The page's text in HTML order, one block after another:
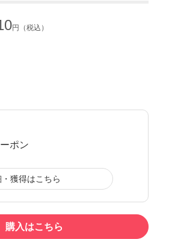
円（税込）
ポン
獲得はこちら
購入はこちら